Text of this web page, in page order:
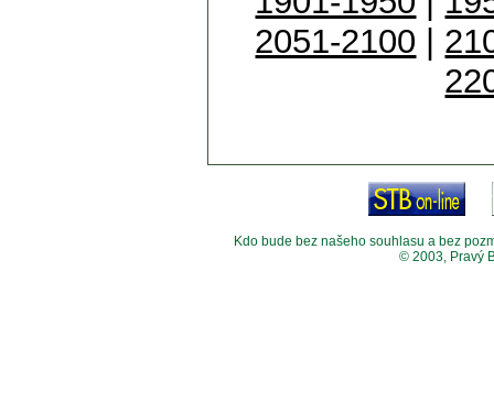
2051-2100 |
Kdo bude bez našeho souhlasu a bez
© 2003, Pravý